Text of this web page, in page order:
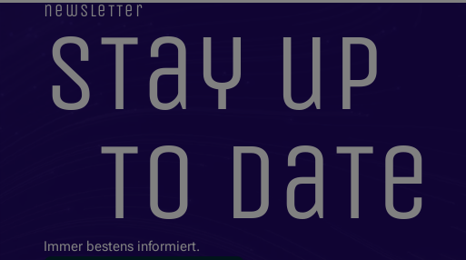
newsletter
stay up
to date
Immer bestens informiert.